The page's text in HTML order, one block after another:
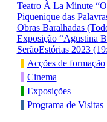
Teatro À La Minute
Piquenique das
Obras Baralhadas
Exposição “Agustina
SerãoEstórias 2023
Acções de formação
Cinema
Exposições
Programa de Visitas